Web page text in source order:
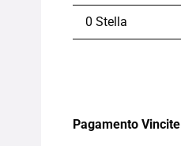
0 Stella
Pagamento Vincite